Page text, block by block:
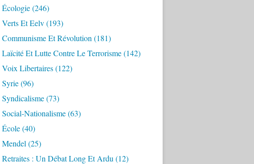
Écologie(246)
Verts Et Eelv(193)
Communisme Et Révolution (181)
Laïcité Et Lutte Contre Le Terrorisme(142)
Voix Libertaires(122)
Syrie(96)
Syndicalisme(73)
Social-Nationalisme(63)
École(40)
Mendel (25)
Retraites : Un Débat Long Et Ardu (12)